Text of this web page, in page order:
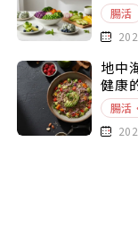
腸活
地中
健康
腸活